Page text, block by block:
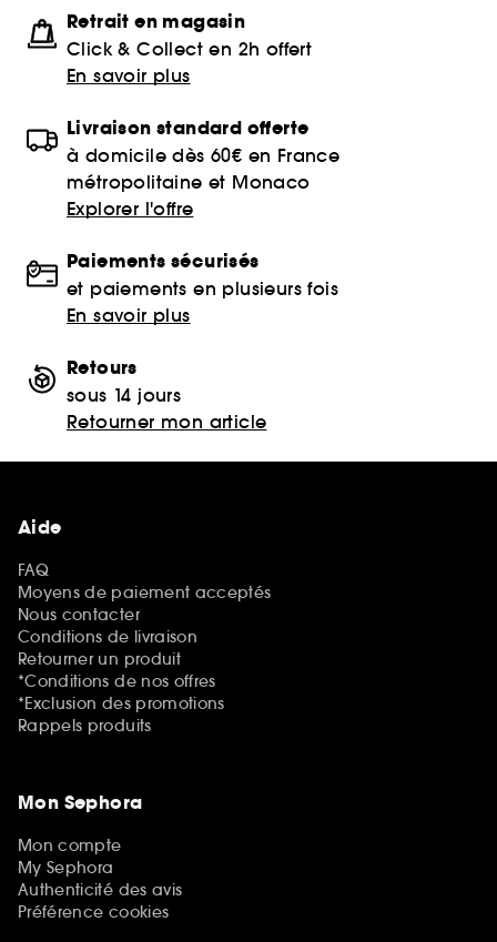
Retrait en magasin
Click & Collect en 2h offert
En savoir plus
Livraison standard offerte
à domicile dès 60€ en France
métropolitaine et Monaco
Explorer l'offre
Paiements sécurisés
et paiements en plusieurs fois
En savoir plus
Retours
sous 14 jours
Retourner mon article
Aide
FAQ
Moyens de paiement acceptés
Nous contacter
Conditions de livraison
Retourner un produit
*Conditions de nos offres
*Exclusion des promotions
Rappels produits
Mon Sephora
Mon compte
My Sephora
Authenticité des avis
Préférence cookies